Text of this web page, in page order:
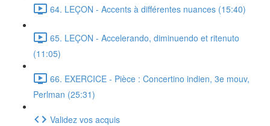
64. LEÇON - Accents à différentes nuances (15:40)
65. LEÇON - Accelerando, diminuendo et ritenuto
(11:05)
66. EXERCICE - Pièce : Concertino indien, 3e mouv,
Perlman (25:31)
Validez vos acquis